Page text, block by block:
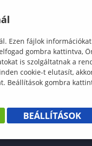
Ezen fájlok
gombra kattintva,
is szolgáltatnak a
cookie-t elutasít,
Beállítások gombra
BEÁLLÍTÁSOK